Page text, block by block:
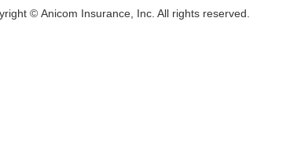
© Anicom Insurance, Inc. All rights reserved.